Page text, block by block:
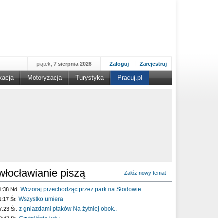
Zaloguj Zarejestruj
piątek, 7 sierpnia 2026
Motoryzacja Turystyka Pracuj.pl
piszą Załóż nowy temat
Nd. Wczoraj przechodząc przez park na Słodowie..
Śr. Wszystko umiera
Śr. z gniazdami ptaków Na żytniej obok..